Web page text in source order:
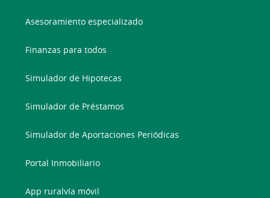
Asesoramiento especializado
Finanzas para todos
Simulador de Hipotecas
Simulador de Préstamos
Simulador de Aportaciones Periódicas
Portal Inmobiliario
App ruralvía móvil